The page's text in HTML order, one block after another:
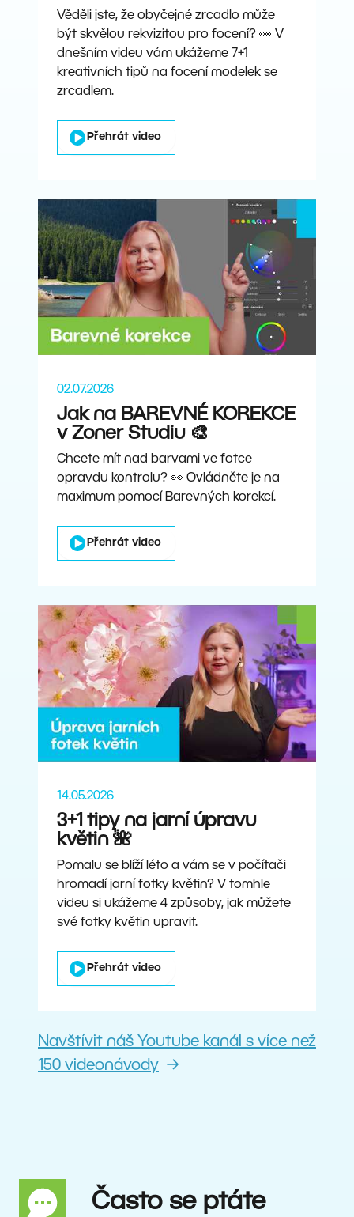
Věděli jste, že obyčejné zrcadlo může
být skvělou rekvizitou pro focení? 👀 V
dnešním videu vám ukážeme 7+1
kreativních tipů na focení modelek se
zrcadlem.
Přehrát video
02.07.2026
Jak na BAREVNÉ KOREKCE
v Zoner Studiu 🎨
Chcete mít nad barvami ve fotce
opravdu kontrolu? 👀 Ovládněte je na
maximum pomocí Barevných korekcí.
Přehrát video
14.05.2026
3+1 tipy na jarní úpravu
květin 🌺
Pomalu se blíží léto a vám se v počítači
hromadí jarní fotky květin? V tomhle
videu si ukážeme 4 způsoby, jak můžete
své fotky květin upravit.
Přehrát video
Navštívit náš Youtube kanál s více než
150 videonávody
Často se ptáte